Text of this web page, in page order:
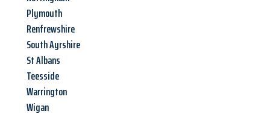
Plymouth
Renfrewshire
South Ayrshire
St Albans
Teesside
Warrington
Wigan